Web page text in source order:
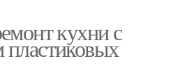
кухни с
пластиковых